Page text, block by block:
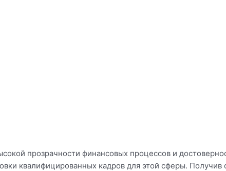
прозрачности финансовых процессов и
квалифицированных кадров для этой сферы.